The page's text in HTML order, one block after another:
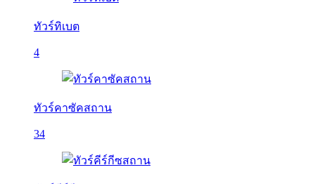
ทัวร์ทิเบต
4
ทัวร์คาซัคสถาน
34